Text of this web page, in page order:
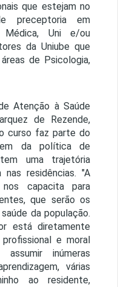
que estejam no
preceptoria em
Médica, Uni e/ou
da Uniube que
de Psicologia,
Atenção à Saúde
de Rezende,
curso faz parte do
da política de
uma trajetória
residências. "A
capacita para
que serão os
da população.
está diretamente
e moral
inúmeras
várias
ao residente,